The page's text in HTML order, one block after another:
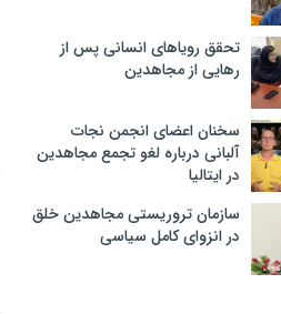
تحقق رویاهای انسانی پس از
رهایی از مجاهدین
سخنان اعضای انجمن نجات
آلبانی درباره لغو تجمع مجاهدین
در ایتالیا
سازمان تروریستی مجاهدین خلق
در انزوای کامل سیاسی